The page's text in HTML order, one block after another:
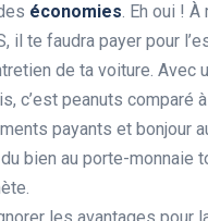
économies. Eh oui ! À
il te faudra payer pour
de ta voiture. Avec
c’est peanuts comparé
payants et bonjour
bien au porte-monnaie